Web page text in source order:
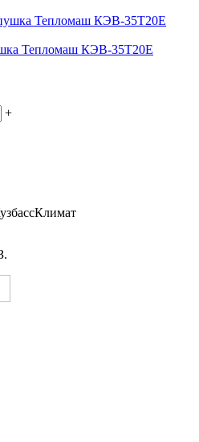
Тепломаш КЭВ-35Т20Е
+